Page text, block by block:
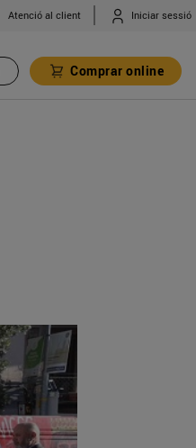
Atenció al client Iniciar sessió
Comprar online